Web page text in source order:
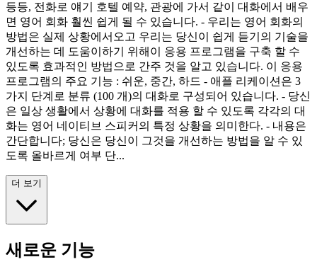
등등, 전화로 얘기 호텔 예약, 관광에 가서 같이 대화에서 배우
면 영어 회화 훨씬 쉽게 될 수 있습니다. - 우리는 영어 회화의
방법은 실제 상황에서오고 우리는 당신이 쉽게 듣기의 기술을
개선하는 데 도움이하기 위해이 응용 프로그램을 구축 할 수
있도록 효과적인 방법으로 간주 것을 알고 있습니다. 이 응용
프로그램의 주요 기능 : 쉬운, 중간, 하드 - 애플 리케이션은 3
가지 단계로 분류 (100 개)의 대화로 구성되어 있습니다. - 당신
은 일상 생활에서 상황에 대화를 적용 할 수 있도록 각각의 대
화는 영어 네이티브 스피커의 특정 상황을 의미한다. - 내용은
간단합니다; 당신은 당신이 그것을 개선하는 방법을 알 수 있
도록 올바르게 여부 단...
더 보기
새로운 기능